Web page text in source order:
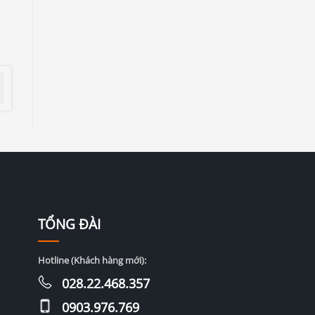
TỔNG ĐÀI
Hotline (Khách hàng mới):
028.22.468.357
0903.976.769